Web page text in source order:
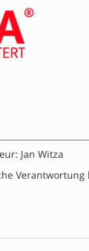
Jan Witza
Verantwortung